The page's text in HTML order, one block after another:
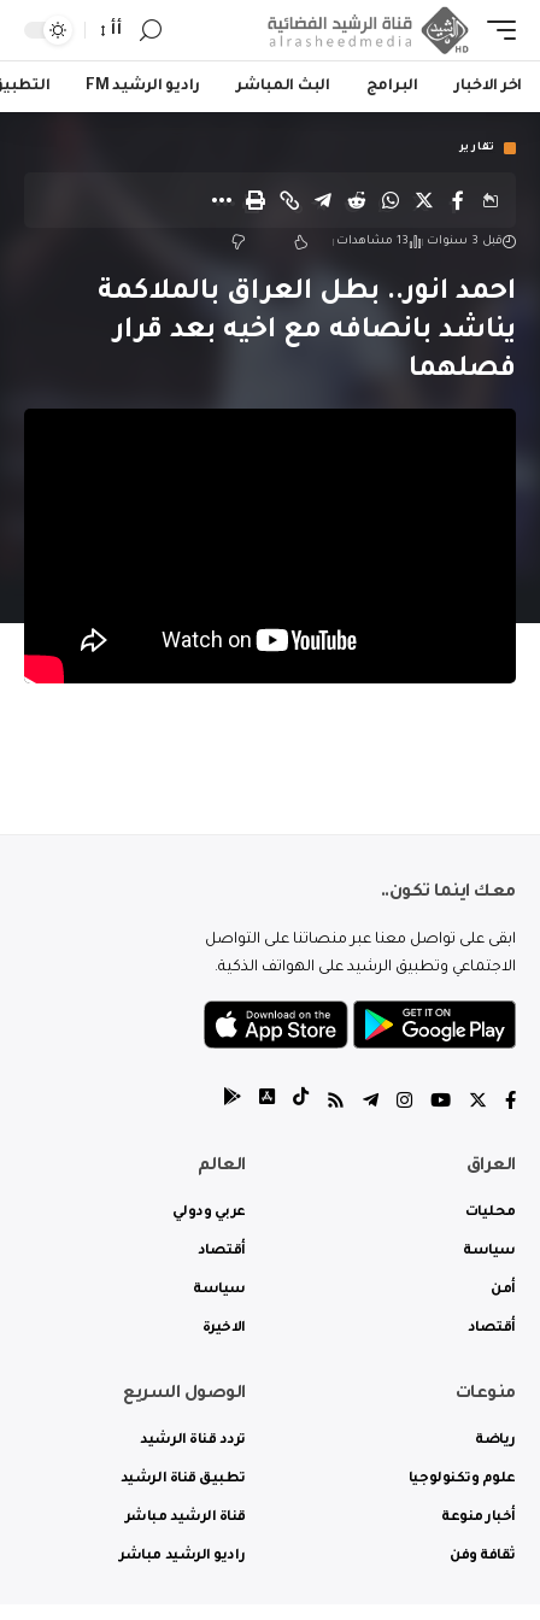
أأ
اخر الاخبار البرامج البث المباشر راديو الرشيد FM
تقارير
قبل 3 سنوات 13 مشاهدات
احمد انور.. بطل العراق بالملاكمة
يناشد بانصافه مع اخيه بعد قرار
فصلهما
معك اينما تكون..
ابقى على تواصل معنا عبر منصاتنا على التواصل
الاجتماعي وتطبيق الرشيد على الهواتف الذكية.
العراق
محليات
سياسة
أمن
أقتصاد
العالم
عربي ودولي
أقتصاد
سياسة
الاخيرة
منوعات
رياضة
علوم وتكنولوجيا
أخبار منوعة
ثقافة وفن
الوصول السريع
تردد قناة الرشيد
تطبيق قناة الرشيد
قناة الرشيد مباشر
راديو الرشيد مباشر